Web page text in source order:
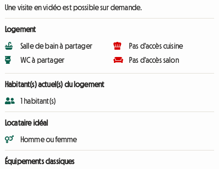
Une visite en vidéo est possible sur demande.
Logement
Salle de bain à partager
WC à partager
Pas d'accès cuisine
Pas d'accès salon
Habitant(s) actuel(s) du logement
1 habitant(s)
Locataire idéal
Homme ou femme
Équipements classiques